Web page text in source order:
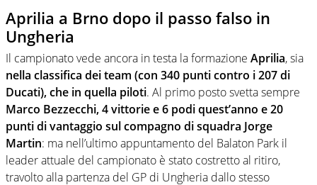
Aprilia a Brno dopo il passo falso in
Ungheria
Il campionato vede ancora in testa la formazione Aprilia, sia
nella classifica dei team (con 340 punti contro i 207 di
Ducati), che in quella piloti. Al primo posto svetta sempre
Marco Bezzecchi, 4 vittorie e 6 podi quest’anno e 20
punti di vantaggio sul compagno di squadra Jorge
Martin: ma nell’ultimo appuntamento del Balaton Park il
leader attuale del campionato è stato costretto al ritiro,
travolto alla partenza del GP di Ungheria dallo stesso